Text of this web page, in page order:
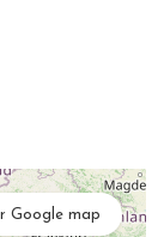
Google map